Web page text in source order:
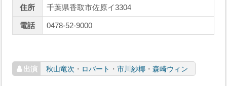
住所 千葉県香取市佐原イ3304
電話 0478-52-9000
秋山竜次 ・ ロバート ・ 市川紗椰・ 森崎ウィン